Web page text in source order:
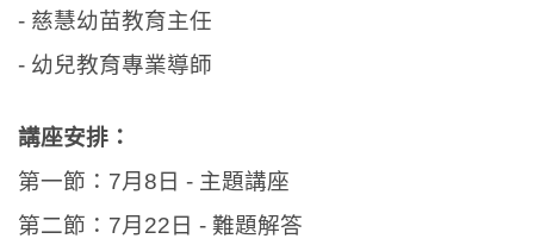
- 慈慧幼苗教育主任
- 幼兒教育專業導師
講座安排：
第一節：7月8 日 - 主題講座
第二節：7月22日 - 難題解答